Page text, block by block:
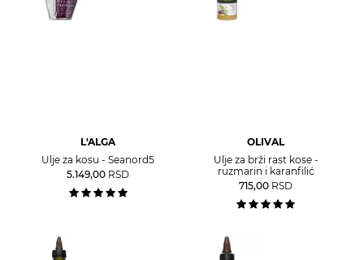
L'ALGA
Ulje za kosu - Seanord5
5.149,00 RSD
OLIVAL
Ulje za brži rast kose -
ruzmarin i karanfilić
715,00 RSD